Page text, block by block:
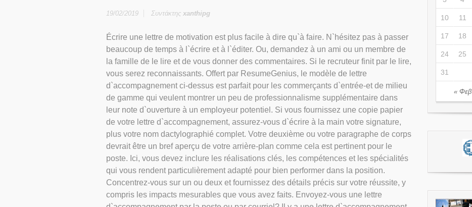
19/02/2019 Συντάκτης xanthipg
Écrire une lettre de motivation est plus facile à dire qu`à faire. N`hésitez pas à passer
beaucoup de temps à l`écrire et à l`éditer. Ou, demandez à un ami ou un membre de
la famille de le lire et de vous donner des commentaires. Si le recruteur finit par le lire,
vous serez reconnaissants. Offert par ResumeGenius, le modèle de lettre
d`accompagnement ci-dessus est parfait pour les commerçants d`entrée-et de milieu
de gamme qui veulent montrer un peu de professionnalisme supplémentaire dans
leur note d`ouverture à un employeur potentiel. Si vous fournissez une copie papier
de votre lettre d`accompagnement, assurez-vous d`écrire à la main votre signature,
plus votre nom dactylographié complet. Votre deuxième ou votre paragraphe de corps
devrait être un bref aperçu de votre arrière-plan comme cela est pertinent pour le
poste. Ici, vous devez inclure les réalisations clés, les compétences et les spécialités
qui vous rendent particulièrement adapté pour bien performer dans la position.
Concentrez-vous sur un ou deux et fournissez des détails précis sur votre réussite, y
compris les impacts mesurables que vous avez faits. Envoyez-vous une lettre
« Φεβ
10 11
17 18
24 25
31